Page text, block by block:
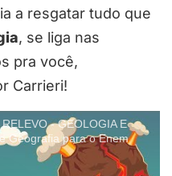
a resgatar tudo que
, se liga nas
pra você,
Carrieri!
- GEOLOGIA E
Geografia para o Enem